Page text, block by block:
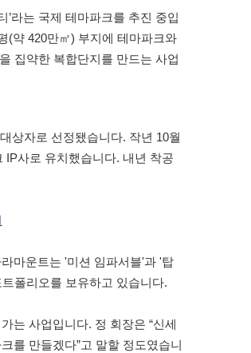
’라는 국제 테마파크를 추진 중입
(약 420만㎡) 부지에 테마파크와
집약한 복합단지를 만드는 사업
상자로 선정됐습니다. 작년 10월
IP사로 유치했습니다. 내년 착공
마운트는 '미션 임파서블'과 '탑
폴리오를 보유하고 있습니다.
는 사업입니다. 정 회장은 “신세
를 만들겠다”고 말할 정도였습니